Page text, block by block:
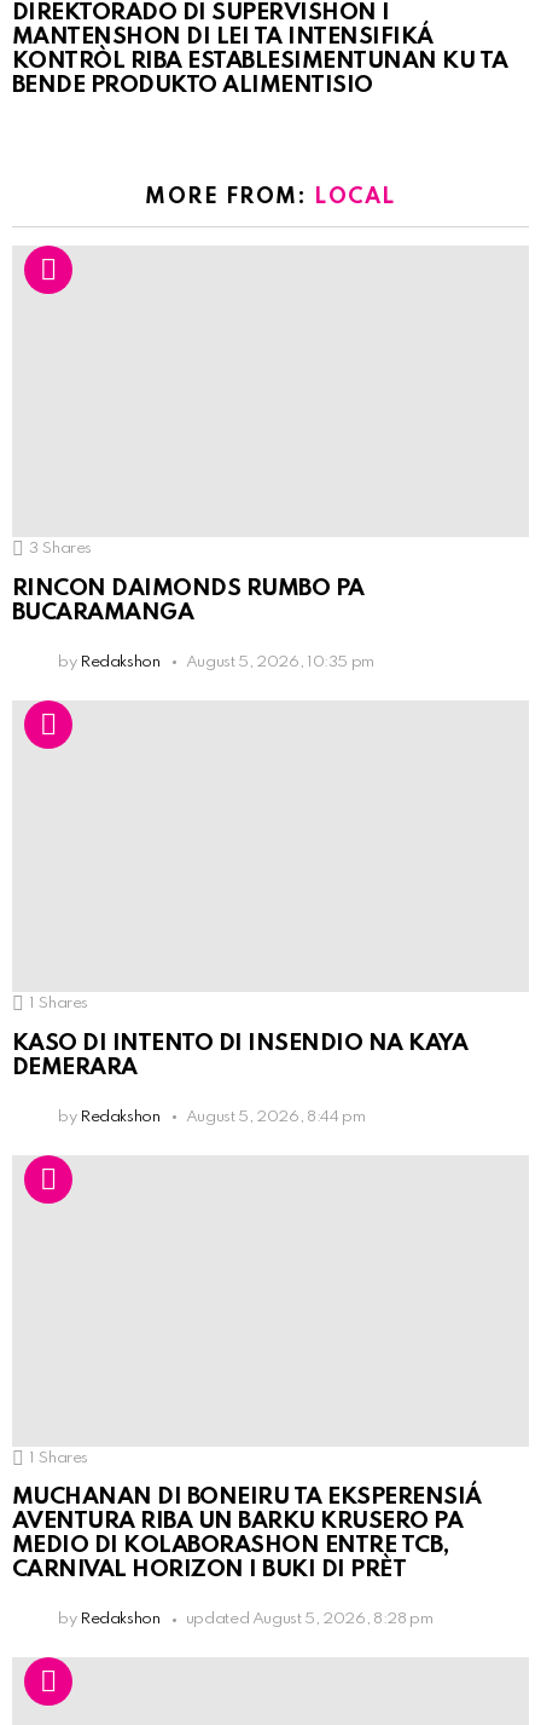
DIREKTORADO DI SUPERVISHON I
MANTENSHON DI LEI TA INTENSIFIKÁ
KONTRÒL RIBA ESTABLESIMENTUNAN KU TA
BENDE PRODUKTO ALIMENTISIO
MORE FROM: LOCAL
3 Shares
RINCON DAIMONDS RUMBO PA
BUCARAMANGA
by Redakshon August 5, 2026, 10:35 pm
1 Shares
KASO DI INTENTO DI INSENDIO NA KAYA
DEMERARA
by Redakshon August 5, 2026, 8:44 pm
1 Shares
MUCHANAN DI BONEIRU TA EKSPERENSIÁ
AVENTURA RIBA UN BARKU KRUSERO PA
MEDIO DI KOLABORASHON ENTRE TCB,
CARNIVAL HORIZON I BUKI DI PRÈT
by Redakshon updated August 5, 2026, 8:28 pm